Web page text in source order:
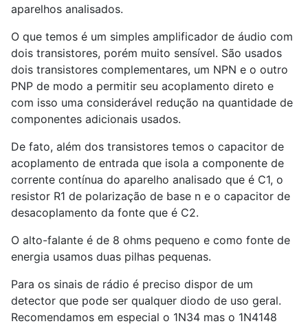
aparelhos analisados.
O que temos é um simples amplificador de áudio com
dois transistores, porém muito sensível. São usados
dois transistores complementares, um NPN e o outro
PNP de modo a permitir seu acoplamento direto e
com isso uma considerável redução na quantidade de
componentes adicionais usados.
De fato, além dos transistores temos o capacitor de
acoplamento de entrada que isola a componente de
corrente contínua do aparelho analisado que é C1, o
resistor R1 de polarização de base n e o capacitor de
desacoplamento da fonte que é C2.
O alto-falante é de 8 ohms pequeno e como fonte de
energia usamos duas pilhas pequenas.
Para os sinais de rádio é preciso dispor de um
detector que pode ser qualquer diodo de uso geral.
Recomendamos em especial o 1N34 mas o 1N4148